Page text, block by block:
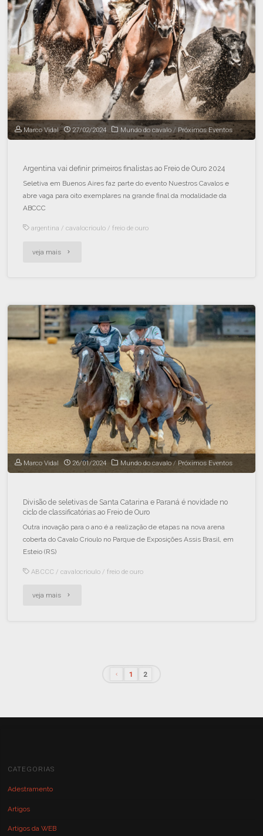
Marco Vidal 27/02/2024 Mundo do cavalo / Próximos Eventos
Argentina vai definir primeiros finalistas ao Freio de Ouro 2024
Seletiva em Buenos Aires faz parte do evento Nuestros Cavalos e
abre vaga para oito exemplares na grande final da modalidade da
ABCCC
argentina /cavalocrioulo /freio de ouro
veja mais
Marco Vidal 26/01/2024 Mundo do cavalo / Próximos Eventos
Divisão de seletivas de Santa Catarina e Paraná é novidade no
ciclo de classificatórias ao Freio de Ouro
Outra inovação para o ano é a realização de etapas na nova arena
coberta do Cavalo Crioulo no Parque de Exposições Assis Brasil, em
Esteio (RS)
ABCCC /cavalocrioulo /freio de ouro
veja mais
1 2
CATEGORIAS
Adestramento
Artigos
Artigos da WEB